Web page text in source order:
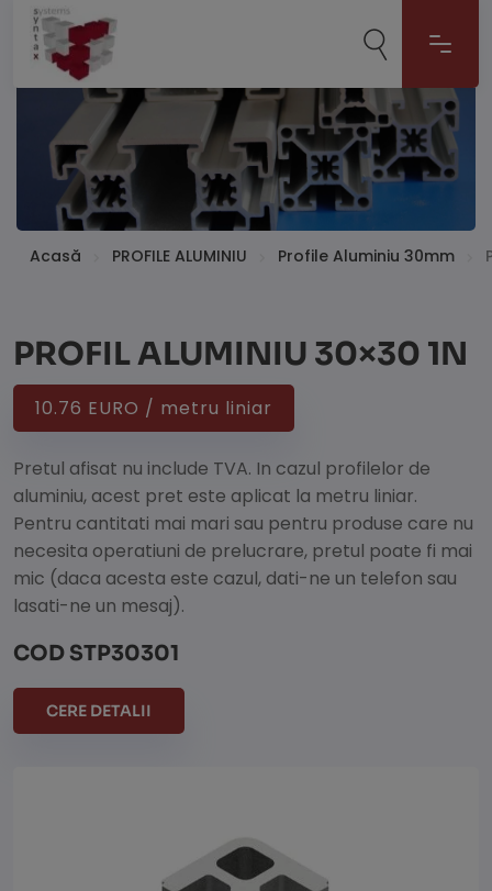
Acasă PROFILE ALUMINIU Profile Aluminiu 30mm
PROFIL ALUMINIU 30×30 1N
10.76 EURO / metru liniar
Pretul afisat nu include TVA. In cazul profilelor de
aluminiu, acest pret este aplicat la metru liniar.
Pentru cantitati mai mari sau pentru produse care nu
necesita operatiuni de prelucrare, pretul poate fi mai
mic (daca acesta este cazul, dati-ne un telefon sau
lasati-ne un mesaj).
COD STP30301
CERE DETALII